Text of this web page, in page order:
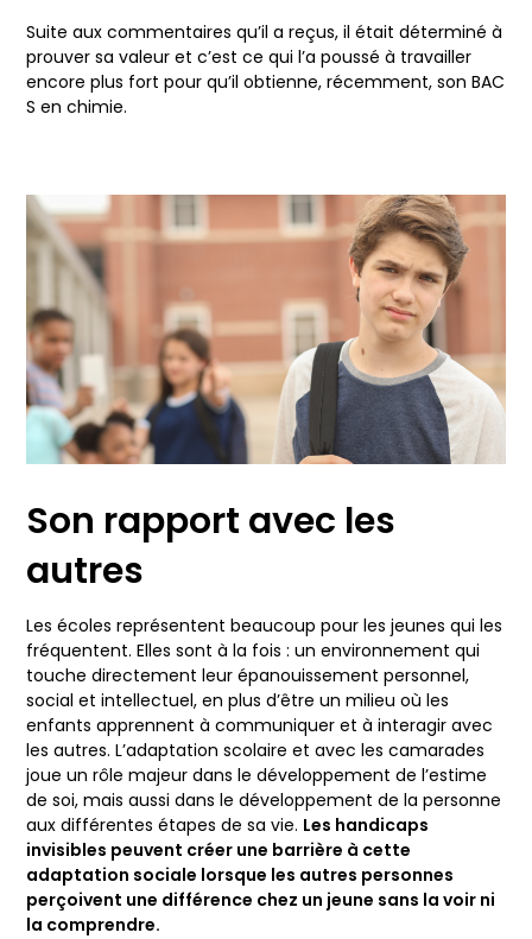
Suite aux commentaires qu’il a reçus, il était déterminé à
prouver sa valeur et c’est ce qui l’a poussé à travailler
encore plus fort pour qu’il obtienne, récemment, son BAC
S en chimie.
Son rapport avec les
autres
Les écoles représentent beaucoup pour les jeunes qui les
fréquentent. Elles sont à la fois : un environnement qui
touche directement leur épanouissement personnel,
social et intellectuel, en plus d’être un milieu où les
enfants apprennent à communiquer et à interagir avec
les autres. L’adaptation scolaire et avec les camarades
joue un rôle majeur dans le développement de l’estime
de soi, mais aussi dans le développement de la personne
aux différentes étapes de sa vie. Les handicaps
invisibles peuvent créer une barrière à cette
adaptation sociale lorsque les autres personnes
perçoivent une différence chez un jeune sans la voir ni
la comprendre.